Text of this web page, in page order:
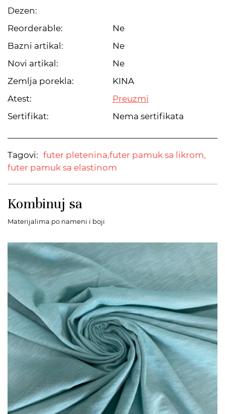
Dezen:
Reorderable:
Ne
Bazni artikal:
Ne
Novi artikal:
Ne
Zemlja porekla:
KINA
Atest:
Preuzmi
Sertifikat:
Nema sertifikata
Tagovi: futer pletenina,futer pamuk sa likrom,
futer pamuk sa elastinom
Kombinuj sa
Materijalima po nameni i boji